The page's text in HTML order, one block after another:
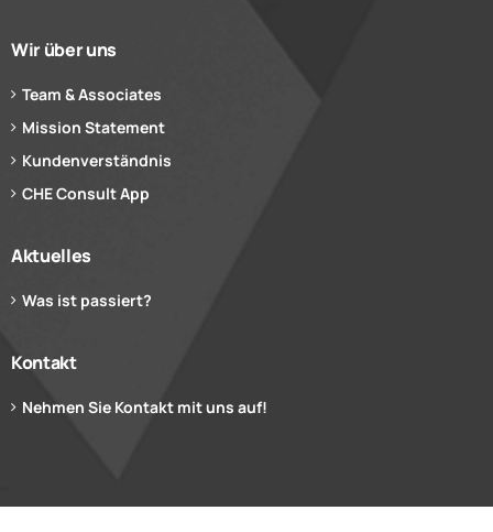
Wir über uns
Team & Associates
Mission Statement
Kundenverständnis
CHE Consult App
Aktuelles
Was ist passiert?
Kontakt
Nehmen Sie Kontakt mit uns auf!